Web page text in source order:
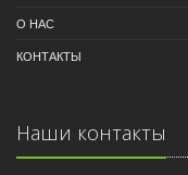
О НАС
КОНТАКТЫ
Наши контакты